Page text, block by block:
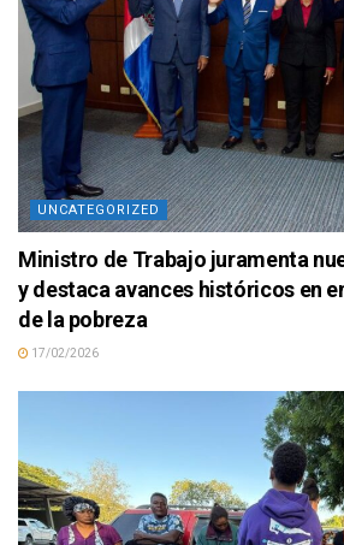
UNCATEGORIZED
Ministro de Trabajo juramenta
y destaca avances históricos en
de la pobreza
17/02/2026